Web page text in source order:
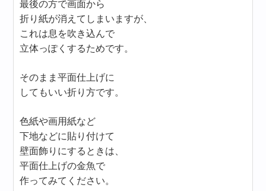
最後の方で画面から
折り紙が消えてしまいますが、
これは息を吹き込んで
立体っぽくするためです。
そのまま平面仕上げに
してもいい折り方です。
色紙や画用紙など
下地などに貼り付けて
壁面飾りにするときは、
平面仕上げの金魚で
作ってみてください。